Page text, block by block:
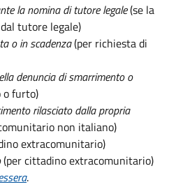
la nomina di tutore legale(se la
tutore legale)
o in scadenza(per richiesta di
denuncia di smarrimento o
furto)
rilasciato dalla propria
non italiano)
extracomunitario)
(per cittadino extracomunitario)
.